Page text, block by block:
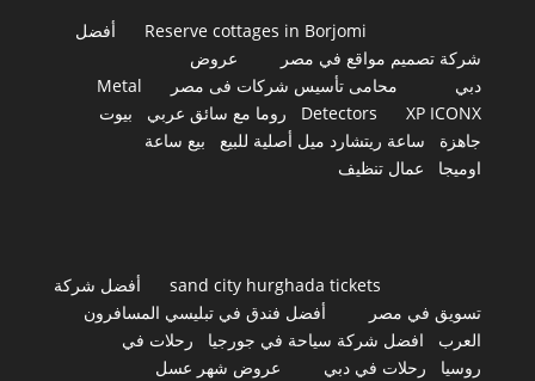
Reserve cottages in Borjomi
أفضل
شركة تصميم مواقع في مصر
عروض
دبي
محامى تأسيس شركات فى مصر
Metal
Detectors
XP ICONX روما مع سائق عربي
بيوت
جاهزة
ساعة ريتشارد ميل أصلية للبيع
بيع ساعة
اوميجا
عمال تنظيف
sand city hurghada tickets
أفضل شركة
تسويق في مصر
أفضل فندق في تبليسي المسافرون
العرب
افضل شركة سياحة في جورجيا
رحلات في
روسيا
رحلات في دبي
عروض شهر عسل